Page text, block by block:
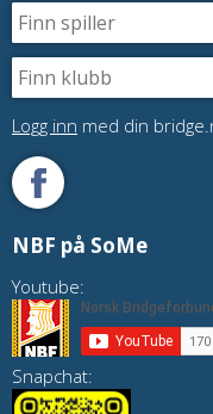
Logg inn med din
NBF på SoMe
Youtube:
Snapchat: